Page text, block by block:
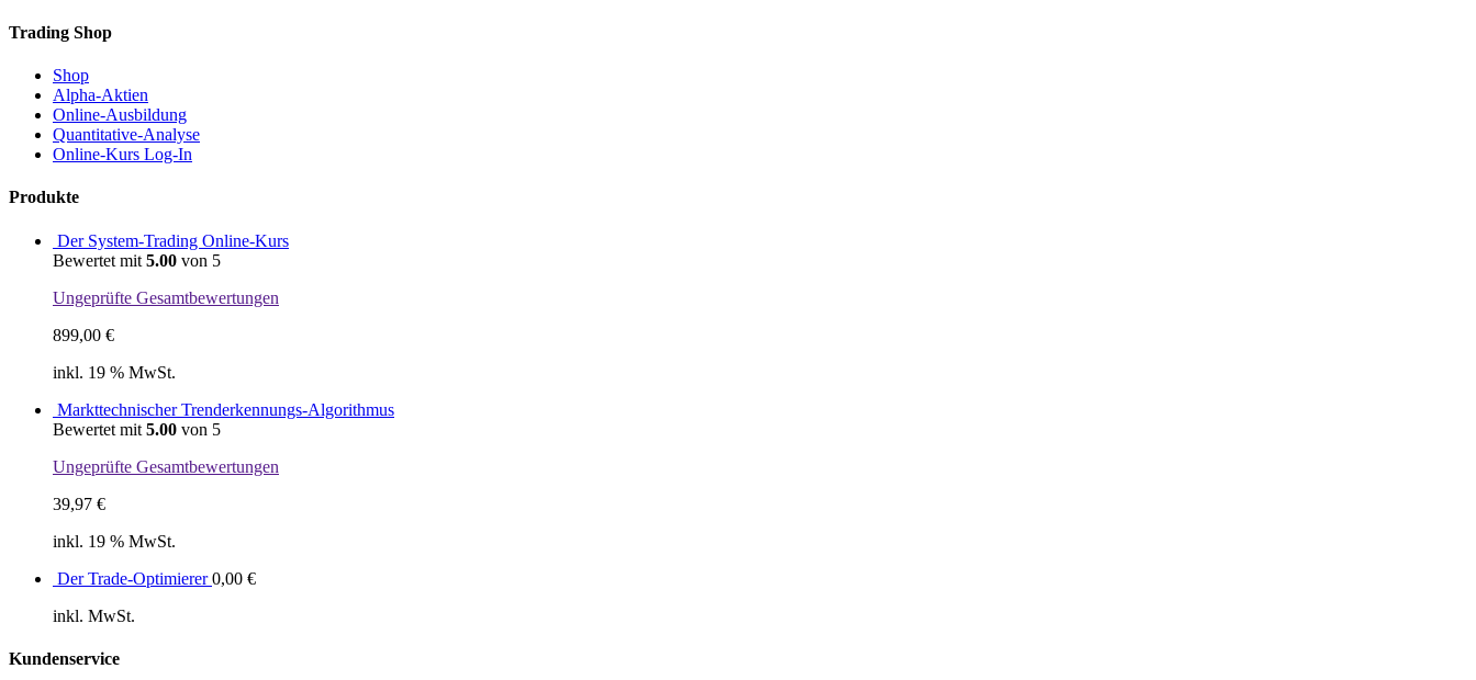
Trading Shop
Shop
Alpha-Aktien
Online-Ausbildung
Quantitative-Analyse
Online-Kurs Log-In
Produkte
Der System-Trading Online-Kurs
Bewertet mit 5.00 von 5
Ungeprüfte Gesamtbewertungen
899,00 €
inkl. 19 % MwSt.
Markttechnischer Trenderkennungs-Algorithmus
Bewertet mit 5.00 von 5
Ungeprüfte Gesamtbewertungen
39,97 €
inkl. 19 % MwSt.
Der Trade-Optimierer 0,00 €
inkl. MwSt.
Kundenservice